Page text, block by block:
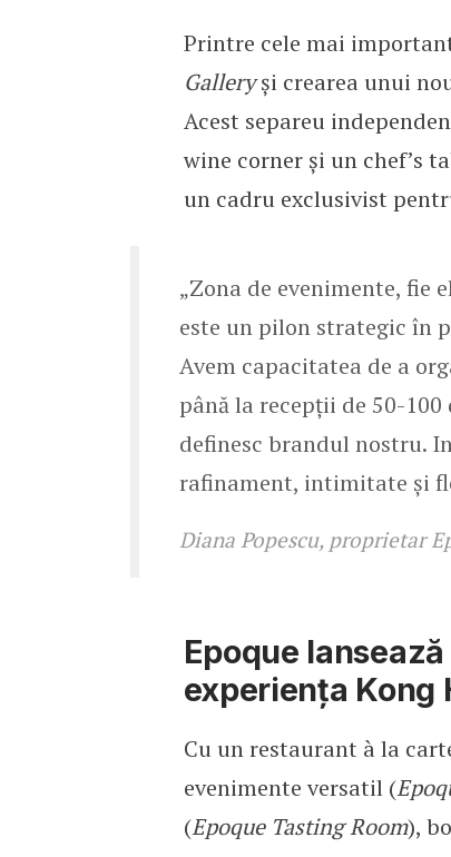
Printre cele mai
Galleryși crearea unui
Acest separeu
wine corner și un chef’s
un cadru exclusivist
„Zona de evenimente, fie
este un pilon strategic în
Avem capacitatea de a
până la recepții de 50-
definesc brandul nostru.
rafinament, intimitate și
Diana Popescu, proprietar
Epoque
experiența Kong
Cu un restaurant à la
evenimente versatil (
(Epoque Tasting Room),